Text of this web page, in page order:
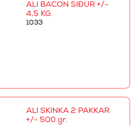
ALI BACON SÍÐUR +/-
4,5 KG.
1033
ALI SKINKA 2 PAKKAR
+/- 500 gr.